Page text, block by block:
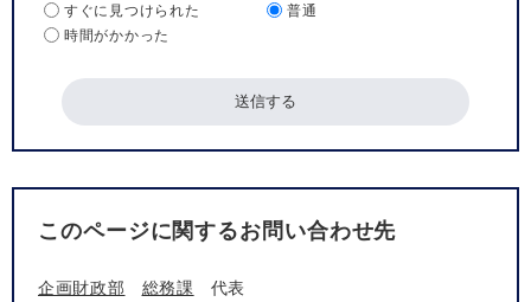
すぐに見つけられた
普通
時間がかかった
このページに関するお問い合わせ先
企画財政部 総務課
代表